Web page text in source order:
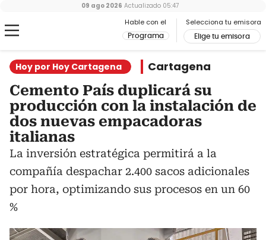
Hable con el
Programa
Selecciona tu emisora
Elige tu emisora
09 ago 2026 Actualizado 05:47
Hoy por Hoy Cartagena Cartagena
Cemento País duplicará su
producción con la instalación de
dos nuevas empacadoras
italianas
La inversión estratégica permitirá a la
compañía despachar 2.400 sacos adicionales
por hora, optimizando sus procesos en un 60
%